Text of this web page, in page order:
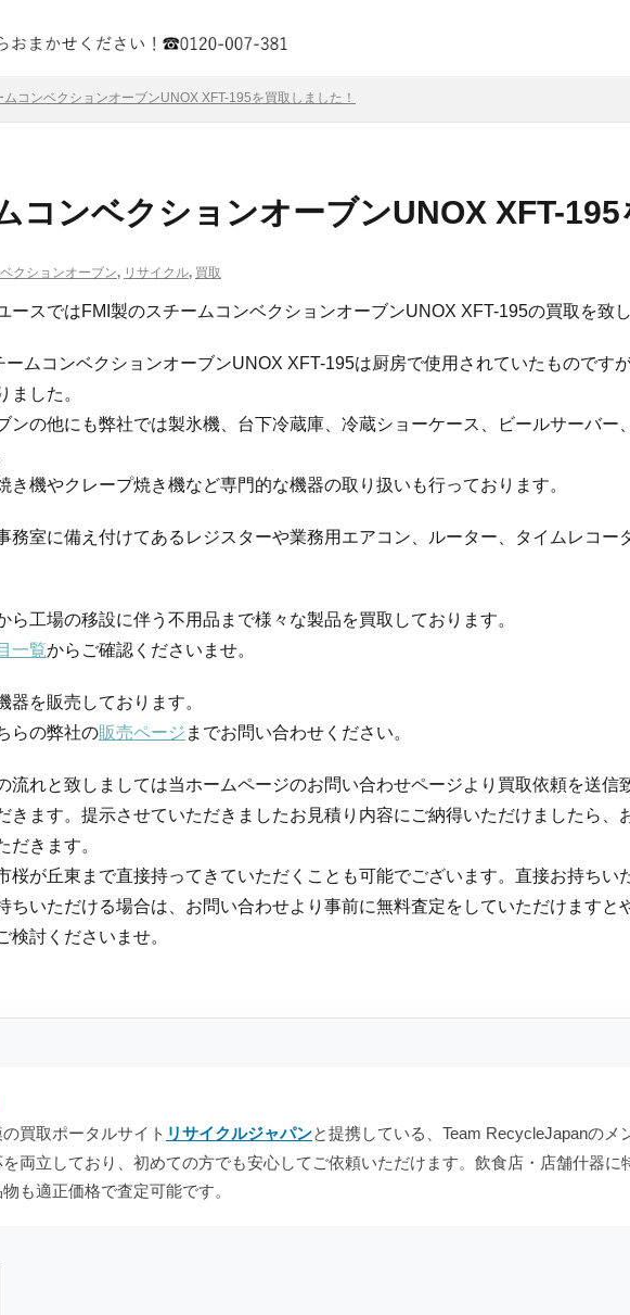
ムコンベクションオーブンUNOX XFT-195を買取しました！
コンベクションオーブンUNOX XFT-
クションオーブン, リサイクル, 買取
ースではFMI製のスチームコンベクションオーブンUNOX XFT-195の買取を致
ムコンベクションオーブンUNOX XFT-195は厨房で使用されていたものです
ました。
ンの他にも弊社では製氷機、台下冷蔵庫、冷蔵ショーケース、ビールサーバ
き機やクレープ焼き機など専門的な機器の取り扱いも行っております。
務室に備え付けてあるレジスターや業務用エアコン、ルーター、タイムレコ
ら工場の移設に伴う不用品まで様々な製品を買取しております。
一覧からご確認くださいませ。
を販売しております。
らの弊社の販売ページ までお問い合わせください。
流れと致しましては当ホームページのお問い合わせページより買取依頼を送
きます。提示させていただきましたお見積り内容にご納得いただけましたら
だきます。
桜が丘東まで直接持ってきていただくことも可能でございます。直接お持ち
ちいただける場合は、お問い合わせより事前に無料査定をしていただけます
討くださいませ。
取ポータルサイト リサイクルジャパンと提携している、Team RecycleJapanの
両立しており、初めての方でも安心してご依頼いただけます。飲食店・店舗什器に
も適正価格で査定可能です。